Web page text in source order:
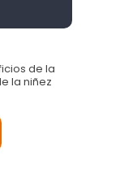
de la
la niñez